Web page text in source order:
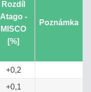
Rozdíl
Atago -
MISCO
[%]
Poznámka
+0,2
+0,1